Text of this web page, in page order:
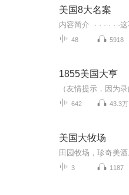
美国8大名案
48 5918
1855美国大亨
642 43.3万
美国大牧场
3 1187